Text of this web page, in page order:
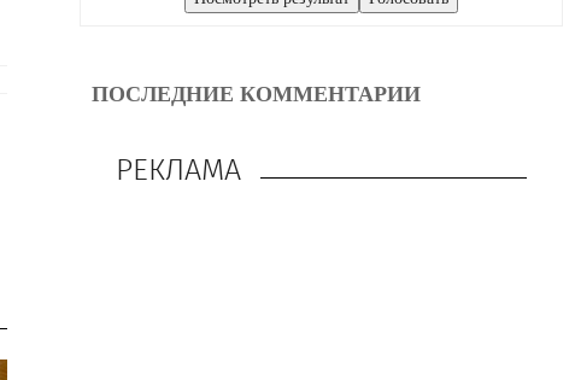
ПОСЛЕДНИЕ КОММЕНТАРИИ
РЕКЛАМА